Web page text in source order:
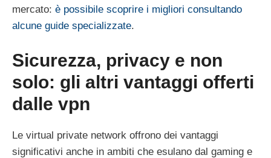
mercato: è possibile scoprire i migliori consultando
alcune guide specializzate.
Sicurezza, privacy e non
solo: gli altri vantaggi offerti
dalle vpn
Le virtual private network offrono dei vantaggi
significativi anche in ambiti che esulano dal gaming e